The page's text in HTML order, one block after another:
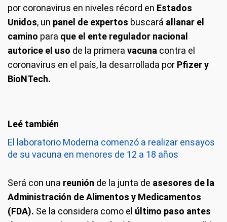
por coronavirus en niveles récord en Estados
Unidos, un panel de expertos buscará allanar el
camino para que el ente regulador nacional
autorice el uso de la primera vacuna contra el
coronavirus en el país, la desarrollada por Pfizer y
BioNTech.
El laboratorio Moderna comenzó a realizar ensayos
de su vacuna en menores de 12 a 18 años
Será con una reunión de la junta de asesores de la
Administración de Alimentos y Medicamentos
(FDA). Se la considera como el último paso antes